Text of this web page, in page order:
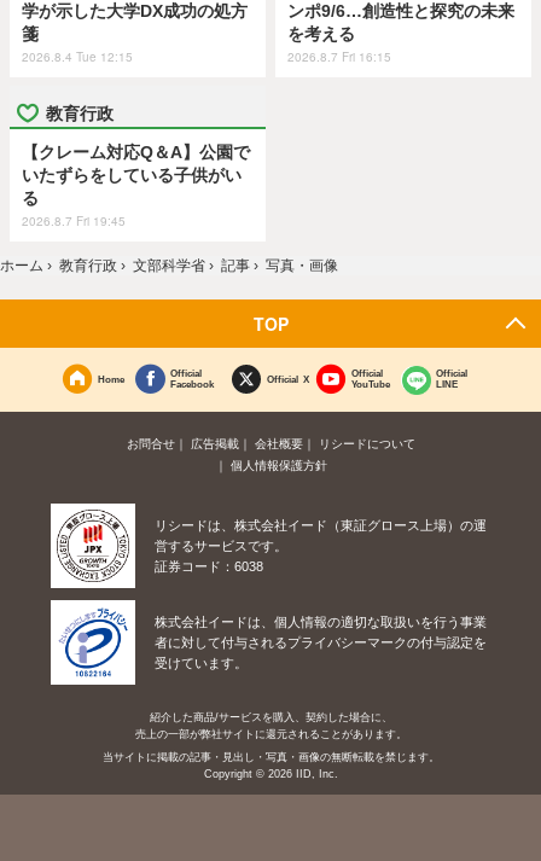
学が示した大学DX成功の処方
箋
2026.8.4 Tue 12:15
ンポ9/6…創造性と探究の未来
を考える
2026.8.7 Fri 16:15
教育行政
【クレーム対応Q＆A】公園で
いたずらをしている子供がい
る
2026.8.7 Fri 19:45
ホーム › 教育行政 › 文部科学省 › 記事 › 写真・画像
TOP
Home
Official
Facebook
Official X
Official
YouTube
Official
LINE
お問合せ 広告掲載 会社概要
リシードについて
個人情報保護方針
リシードは、株式会社イード（東証グロース上場）の運
営するサービスです。
証券コード：6038
株式会社イードは、個人情報の適切な取扱いを行う事業
者に対して付与されるプライバシーマークの付与認定を
受けています。
紹介した商品/サービスを購入、契約した場合に、
売上の一部が弊社サイトに還元されることがあります。
当サイトに掲載の記事・見出し・写真・画像の無断転載を禁じます。
Copyright © 2026 IID, Inc.